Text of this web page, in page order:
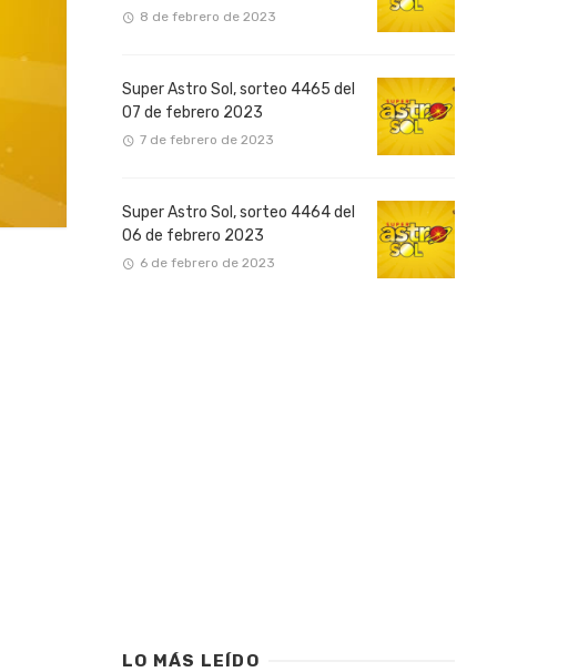
8 de febrero de 2023
Super Astro Sol, sorteo 4465 del
07 de febrero 2023
7 de febrero de 2023
Super Astro Sol, sorteo 4464 del
06 de febrero 2023
6 de febrero de 2023
LO MÁS LEÍDO